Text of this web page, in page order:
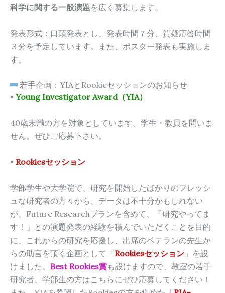
科学に関する一般演題を広く募集します。
発表形式：口頭発表とし、発表時間７分、質疑応答時間
３分を予定しています。また、ポスター発表も実施しま
す。
若手企画：YIAとRookieセッションのお知らせ
• Young Investigator Award（YIA）
40歳未満の方を対象としています。学生・教員を問いま
せん。ぜひご応募下さい。
• Rookiesセッション
学部学生や大学院で、研究を開始したばかりのフレッシ
ュな研究者の方々から、データは不十分かもしれない
が、Future Researchプランを含めて、「研究やってま
す！」との演題発表の経験を積んでいただくことを目的
に、これからの研究を応援し、出席のベテランの先生か
らの助言を頂く企画として「Rookiesセッション 」を設
けました。 Best Rookies賞も設けますので、教室の若手
研究者、学部生の方はこちらにぜひ応募してください！